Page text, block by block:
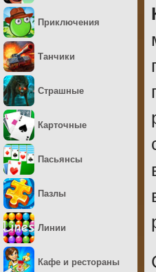
Приключения
Танчики
Страшные
Карточные
Пасьянсы
Пазлы
Линии
Кафе и рестораны